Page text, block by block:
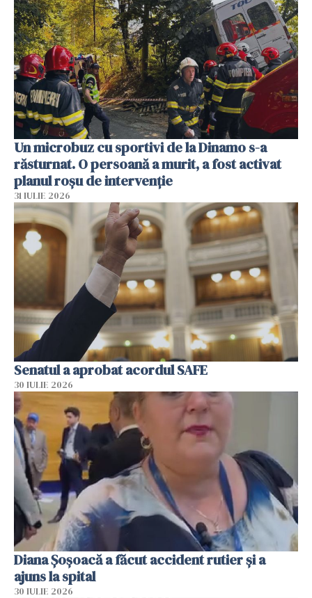
Un microbuz cu sportivi de la Dinamo s-a
răsturnat. O persoană a murit, a fost activat
planul roșu de intervenție
31 IULIE 2026
Senatul a aprobat acordul SAFE
30 IULIE 2026
Diana Șoșoacă a făcut accident rutier și a
ajuns la spital
30 IULIE 2026